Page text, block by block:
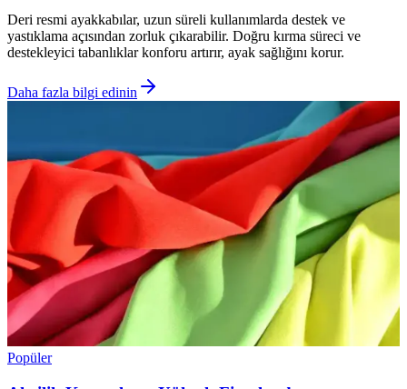
Deri resmi ayakkabılar, uzun süreli kullanımlarda destek ve
yastıklama açısından zorluk çıkarabilir. Doğru kırma süreci ve
destekleyici tabanlıklar konforu artırır, ayak sağlığını korur.
Daha fazla bilgi edinin
Popüler